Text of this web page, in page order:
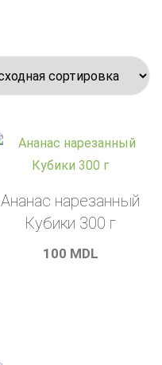
Ананас нарезанный
Кубики 300 г
100 MDL